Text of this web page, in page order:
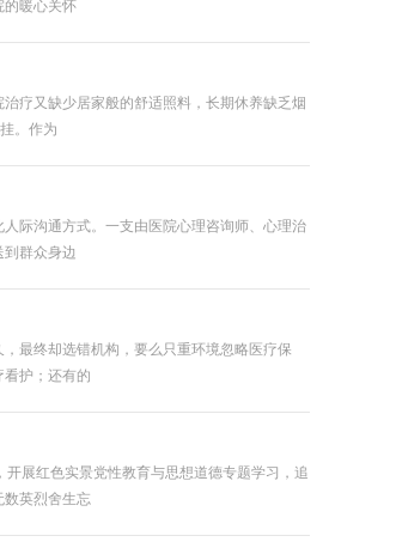
的暖心关怀
疗又缺少居家般的舒适照料，长期休养缺乏烟
。作为
际沟通方式。一支由医院心理咨询师、心理治
群众身边
最终却选错机构，要么只重环境忽略医疗保
护；还有的
展红色实景党性教育与思想道德专题学习，追
英烈舍生忘